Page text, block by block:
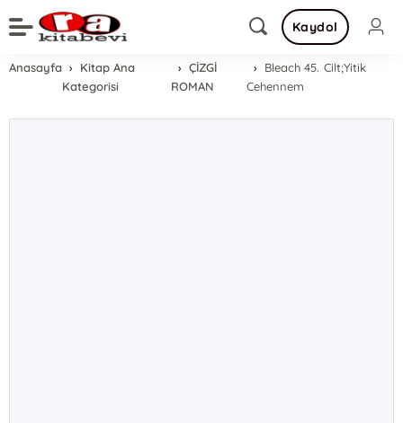
Kaydol
Anasayfa
Kitap Ana
Kategorisi
ÇİZGİ
ROMAN
Bleach 45. Cilt;Yitik
Cehennem